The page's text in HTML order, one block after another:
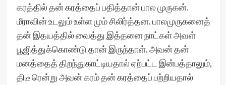
கரத்தில் தன் கரத்தைப் பதித்தான் பால முருகன்.
மீராவின் உடலும் உள்ள மும் சிலிர்த்தன. பாலமுருகனைத்
தன் இதயத்தில் வைத்து இத்தனை நாட்கள் அவள்
பூஜித்துக்கொண்டு தான் இருந்தாள். அவன் தன்
மனத்தைத் திறந்துகாட்டியதால் ஏற்பட்ட இன்பத்தாலும்,
திடீ ரென்று அவன் கரம் தன் கரத்தைப் பற்றியதால்